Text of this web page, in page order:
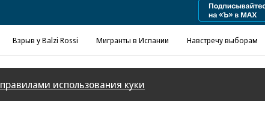
Взрыв у Balzi Rossi Мигранты в Испании Навстречу выборам
правилами использования куки